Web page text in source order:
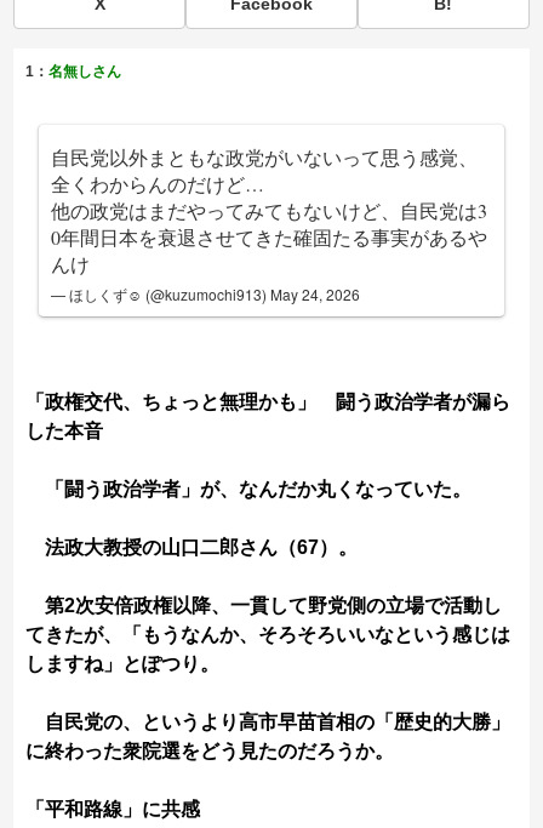
X Facebook B!
1：名無しさん
自民党以外まともな政党がいないって思う感覚、
全くわからんのだけど…
他の政党はまだやってみてもないけど、自民党は3
0年間日本を衰退させてきた確固たる事実があるや
んけ
— ほしくず☺︎ (@kuzumochi913) May 24, 2026
「政権交代、ちょっと無理かも」 闘う政治学者が漏ら
した本音
「闘う政治学者」が、なんだか丸くなっていた。
法政大教授の山口二郎さん（67）。
第2次安倍政権以降、一貫して野党側の立場で活動し
てきたが、「もうなんか、そろそろいいなという感じは
しますね」とぽつり。
自民党の、というより高市早苗首相の「歴史的大勝」
に終わった衆院選をどう見たのだろうか。
「平和路線」に共感